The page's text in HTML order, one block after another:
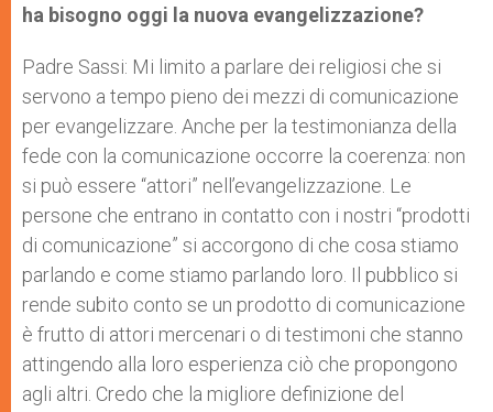
ha bisogno oggi la nuova evangelizzazione?
Padre Sassi: Mi limito a parlare dei religiosi che si
servono a tempo pieno dei mezzi di comunicazione
per evangelizzare. Anche per la testimonianza della
fede con la comunicazione occorre la coerenza: non
si può essere “attori” nell’evangelizzazione. Le
persone che entrano in contatto con i nostri “prodotti
di comunicazione” si accorgono di che cosa stiamo
parlando e come stiamo parlando loro. Il pubblico si
rende subito conto se un prodotto di comunicazione
è frutto di attori mercenari o di testimoni che stanno
attingendo alla loro esperienza ciò che propongono
agli altri. Credo che la migliore definizione del